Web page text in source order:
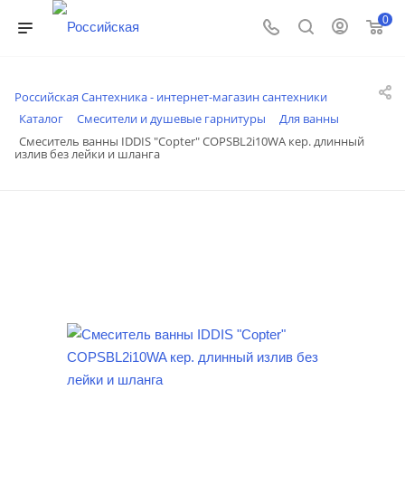
0
Российская Сантехника - интернет-магазин сантехники
Каталог
Смесители и душевые гарнитуры
Для ванны
Смеситель ванны IDDIS "Copter" COPSBL2i10WA кер. длинный
излив без лейки и шланга